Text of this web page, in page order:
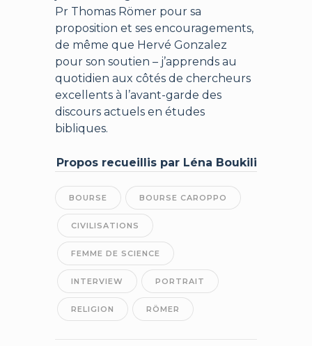
Pr Thomas Römer pour sa
proposition et ses encouragements,
de même que Hervé Gonzalez
pour son soutien – j’apprends au
quotidien aux côtés de chercheurs
excellents à l’avant-garde des
discours actuels en études
bibliques.
Propos recueillis par Léna Boukili
BOURSE BOURSE CAROPPO
CIVILISATIONS
FEMME DE SCIENCE
INTERVIEW PORTRAIT
RELIGION RÖMER